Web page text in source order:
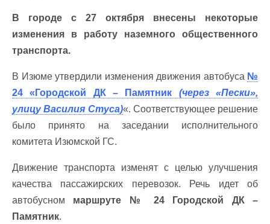
В городе с 27 октября внесены некоторые
изменения в работу наземного общественного
транспорта.
В Изюме утвердили изменения движения автобуса №
24 «Городской ДК – Памятник (через «Пески»,
улицу Василия Стуса)«. Соответствующее решение
было принято на заседании исполнительного
комитета Изюмской ГС.
Движение транспорта изменят с целью улучшения
качества пассажирских перевозок. Речь идет об
автобусном маршруте № 24 Городской ДК –
Памятник.